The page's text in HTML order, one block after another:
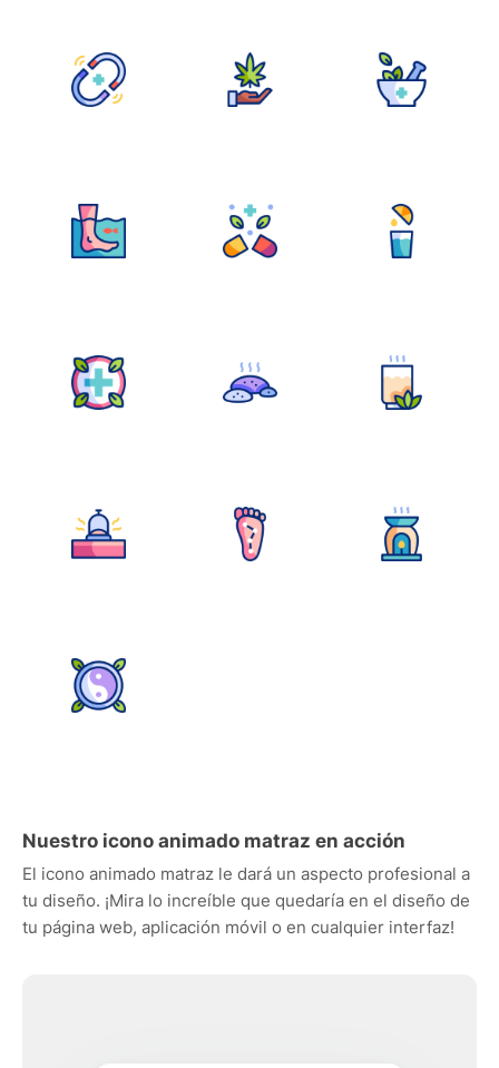
Nuestro icono animado matraz en acción
El icono animado matraz le dará un aspecto profesional a
tu diseño. ¡Mira lo increíble que quedaría en el diseño de
tu página web, aplicación móvil o en cualquier interfaz!